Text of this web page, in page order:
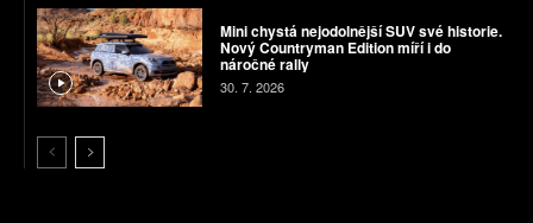
Mini chystá nejodolnější SUV své historie.
Nový Countryman Edition míří i do
náročné rally
30. 7. 2026